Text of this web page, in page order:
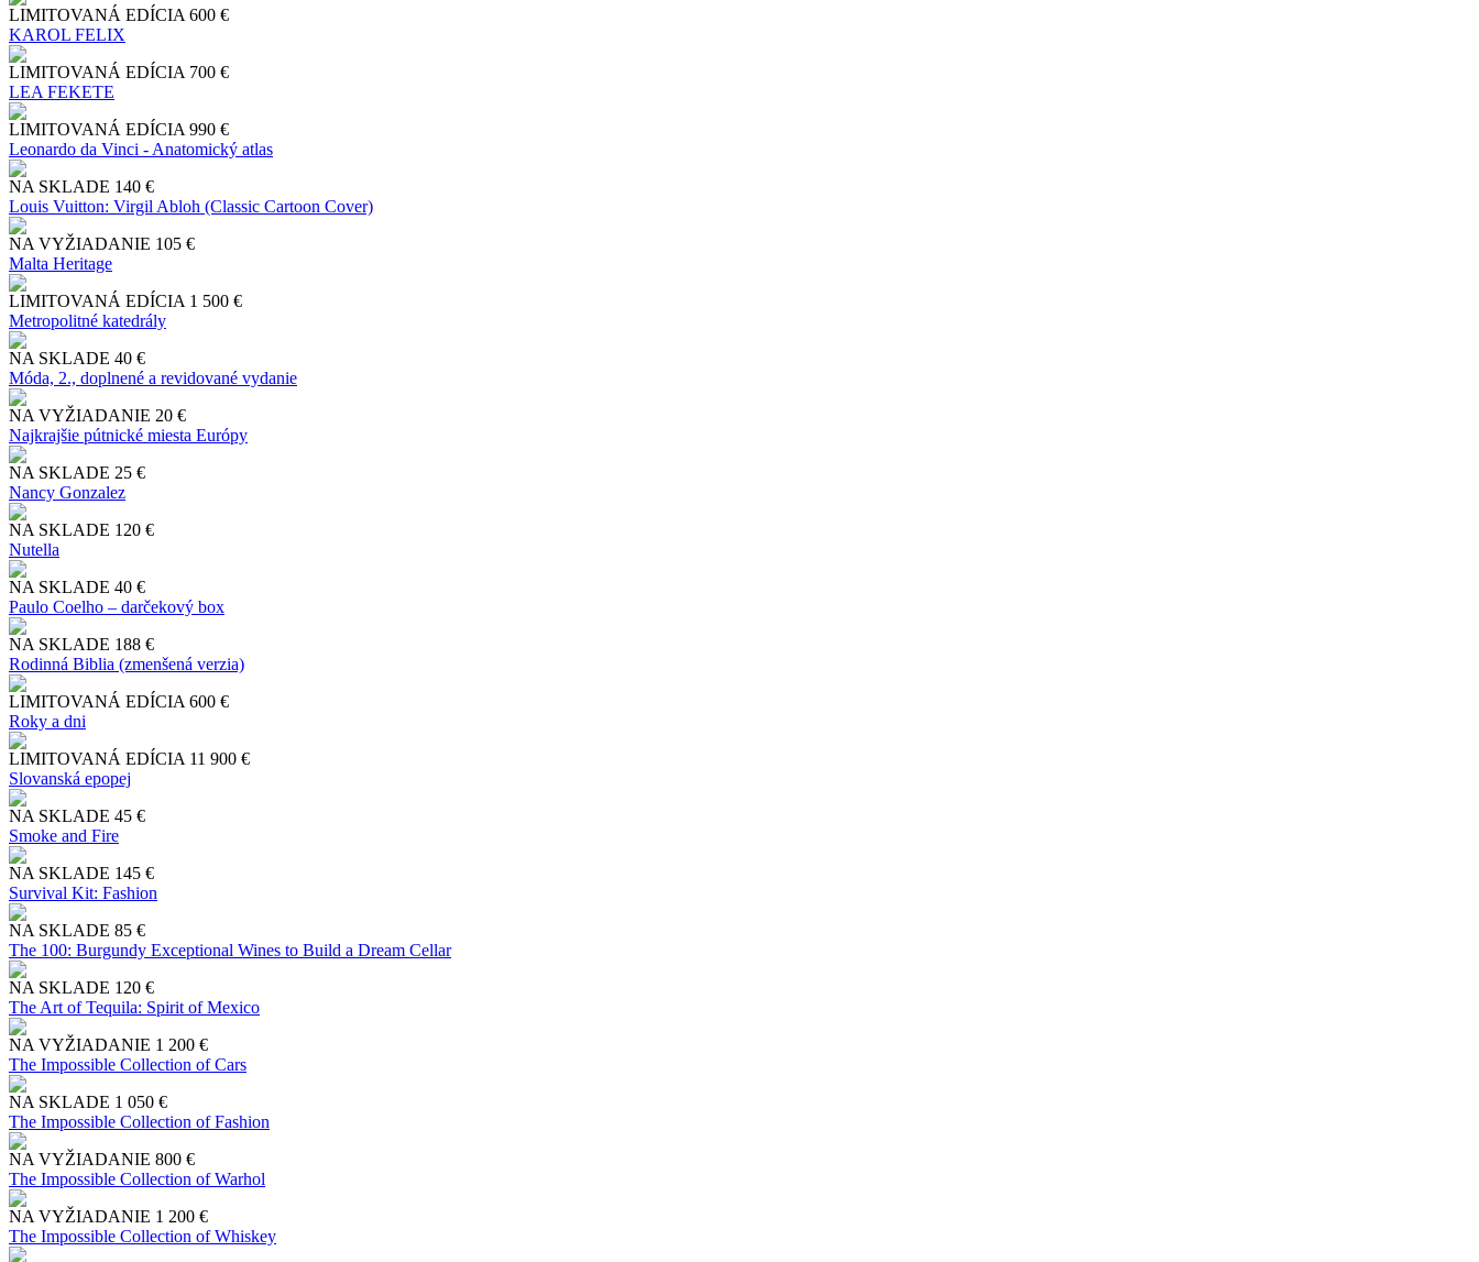
LIMITOVANÁ EDÍCIA 600 €
KAROL FELIX
LIMITOVANÁ EDÍCIA 700 €
LEA FEKETE
LIMITOVANÁ EDÍCIA 990 €
Leonardo da Vinci - Anatomický atlas
NA SKLADE 140 €
Louis Vuitton: Virgil Abloh (Classic Cartoon Cover)
NA VYŽIADANIE 105 €
Malta Heritage
LIMITOVANÁ EDÍCIA 1 500 €
Metropolitné katedrály
NA SKLADE 40 €
Móda, 2., doplnené a revidované vydanie
NA VYŽIADANIE 20 €
Najkrajšie pútnické miesta Európy
NA SKLADE 25 €
Nancy Gonzalez
NA SKLADE 120 €
Nutella
NA SKLADE 40 €
Paulo Coelho – darčekový box
NA SKLADE 188 €
Rodinná Biblia (zmenšená verzia)
LIMITOVANÁ EDÍCIA 600 €
Roky a dni
LIMITOVANÁ EDÍCIA 11 900 €
Slo​vanská epopej
NA SKLADE 45 €
Smoke and Fire
NA SKLADE 145 €
Survival Kit: Fashion
NA SKLADE 85 €
The 100: Burgundy Exceptional Wines to Build a Dream Cellar
NA SKLADE 120 €
The Art of Tequila: Spirit of Mexico
NA VYŽIADANIE 1 200 €
The Impossible Collection of Cars
NA SKLADE 1 050 €
The Impossible Collection of Fashion
NA VYŽIADANIE 800 €
The Impossible Collection of Warhol
NA VYŽIADANIE 1 200 €
The Impossible Collection of Whiskey